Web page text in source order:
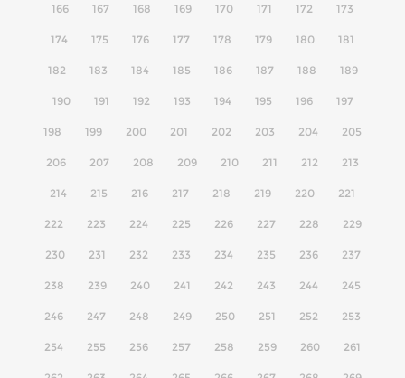
166 167 168 169 170 171 172 173
174 175 176 177 178 179 180 181
182 183 184 185 186 187 188 189
190 191 192 193 194 195 196 197
198 199 200 201 202 203 204 205
206 207 208 209 210 211 212 213
214 215 216 217 218 219 220 221
222 223 224 225 226 227 228 229
230 231 232 233 234 235 236 237
238 239 240 241 242 243 244 245
246 247 248 249 250 251 252 253
254 255 256 257 258 259 260 261